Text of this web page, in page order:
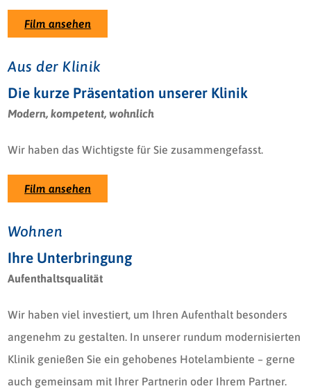
Film ansehen
Aus der Klinik
Die kurze Präsentation unserer Klinik
Modern, kompetent, wohnlich
Wir haben das Wichtigste für Sie zusammengefasst.
Film ansehen
Wohnen
Ihre Unterbringung
Aufenthaltsqualität
Wir haben viel investiert, um Ihren Aufenthalt besonders
angenehm zu gestalten. In unserer rundum modernisierten
Klinik genießen Sie ein gehobenes Hotelambiente – gerne
auch gemeinsam mit Ihrer Partnerin oder Ihrem Partner.